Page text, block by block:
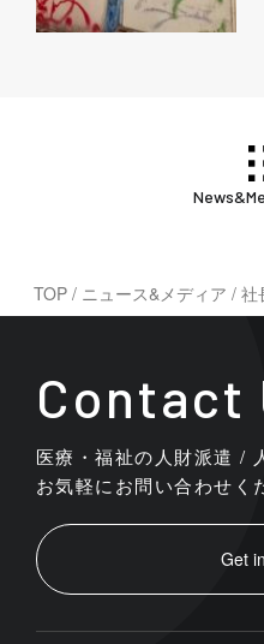
TOP / ニュース&メディア / 社
Contact
医療・福祉の人財派遣 /
お気軽にお問い合わせく
Get